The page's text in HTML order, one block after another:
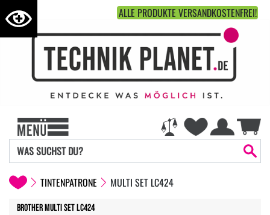
ALLE PRODUKTE VERSANDKOSTENFREI!
TINTENPATRONE MULTI SET LC424
Brother Multi Set LC424